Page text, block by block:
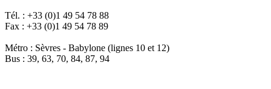
Tél. : +33 (0)1 49 54 78 88
Fax : +33 (0)1 49 54 78 89
Métro : Sèvres - Babylone (lignes 10 et 12)
Bus : 39, 63, 70, 84, 87, 94